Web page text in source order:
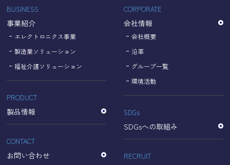
【Googleのプライバシーポリシー】
https://policies.google.com/privacy?hl=ja
https://policies.google.com/technologies/partner-sites?
hl=ja
個人情報に関するお問い合わせ窓口
名古屋理研電具株式会社
TEL：052-833-1248
BUSINESS
事業紹介
エレクトロニクス事業
製造業ソリューション
福祉介護ソリューション
PRODUCT
製品情報
CONTACT
お問い合わせ
CORPORATE
会社情報
会社概要
沿革
グループ一覧
環境活動
SDGs
SDGsへの取組み
RECRUIT